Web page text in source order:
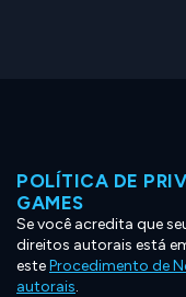
POLÍTICA DE
GAMES
Se você acredita que
direitos autorais está
esteProcedimento de
autorais.